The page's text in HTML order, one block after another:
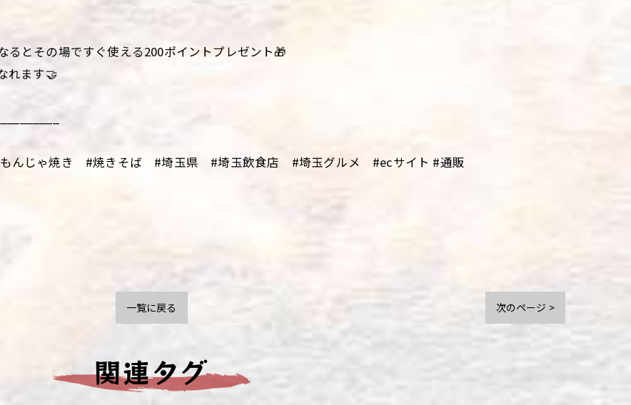
とその場ですぐ使える200ポイントプレゼント🎁
れます🤝
んじゃ焼き #焼きそば #埼玉県 #埼玉飲食店 #埼玉グルメ #ecサイト #通販
一覧に戻る 次のページ >
関連タグ